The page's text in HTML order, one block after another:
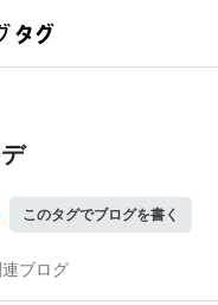
このタグでブログを書く
ブログ